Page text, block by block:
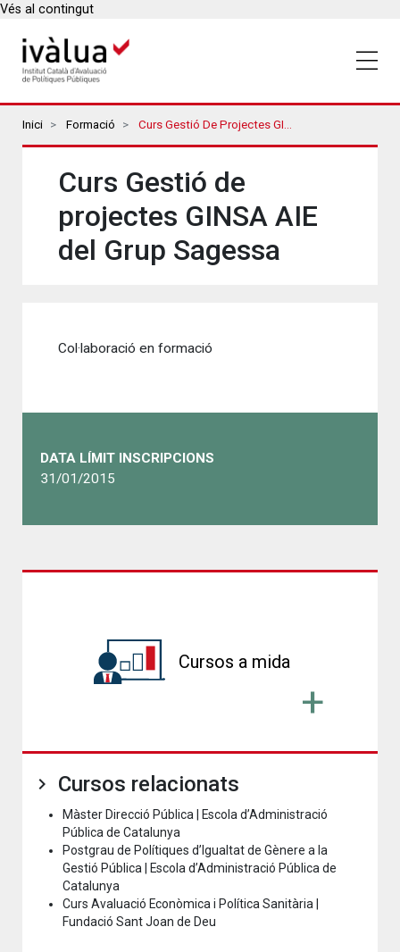
Vés al contingut
Breadcrumbs
Inici Formació Curs Gestió De Projectes GINSA AIE Del Grup Sagessa
Curs Gestió de
projectes GINSA AIE
del Grup Sagessa
Col·laboració en formació
DATA LÍMIT INSCRIPCIONS
31/01/2015
Cursos a mida
Cursos relacionats
Màster Direcció Pública | Escola d’Administració
Pública de Catalunya
Postgrau de Polítiques d’Igualtat de Gènere a la
Gestió Pública | Escola d’Administració Pública de
Catalunya
Curs Avaluació Econòmica i Política Sanitària |
Fundació Sant Joan de Deu